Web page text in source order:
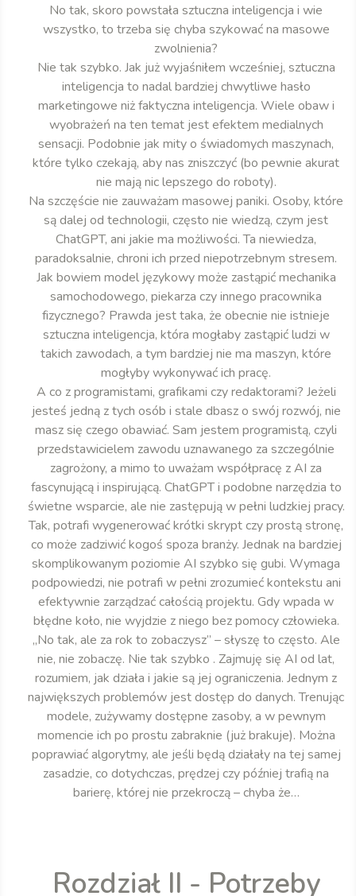
No tak, skoro powstała sztuczna inteligencja i wie
wszystko, to trzeba się chyba szykować na masowe
zwolnienia?
Nie tak szybko. Jak już wyjaśniłem wcześniej, sztuczna
inteligencja to nadal bardziej chwytliwe hasło
marketingowe niż faktyczna inteligencja. Wiele obaw i
wyobrażeń na ten temat jest efektem medialnych
sensacji. Podobnie jak mity o świadomych maszynach,
które tylko czekają, aby nas zniszczyć (bo pewnie akurat
nie mają nic lepszego do roboty).
Na szczęście nie zauważam masowej paniki. Osoby, które
są dalej od technologii, często nie wiedzą, czym jest
ChatGPT, ani jakie ma możliwości. Ta niewiedza,
paradoksalnie, chroni ich przed niepotrzebnym stresem.
Jak bowiem model językowy może zastąpić mechanika
samochodowego, piekarza czy innego pracownika
fizycznego? Prawda jest taka, że obecnie nie istnieje
sztuczna inteligencja, która mogłaby zastąpić ludzi w
takich zawodach, a tym bardziej nie ma maszyn, które
mogłyby wykonywać ich pracę.
A co z programistami, grafikami czy redaktorami? Jeżeli
jesteś jedną z tych osób i stale dbasz o swój rozwój, nie
masz się czego obawiać. Sam jestem programistą, czyli
przedstawicielem zawodu uznawanego za szczególnie
zagrożony, a mimo to uważam współpracę z AI za
fascynującą i inspirującą. ChatGPT i podobne narzędzia to
świetne wsparcie, ale nie zastępują w pełni ludzkiej pracy.
Tak, potrafi wygenerować krótki skrypt czy prostą stronę,
co może zadziwić kogoś spoza branży. Jednak na bardziej
skomplikowanym poziomie AI szybko się gubi. Wymaga
podpowiedzi, nie potrafi w pełni zrozumieć kontekstu ani
efektywnie zarządzać całością projektu. Gdy wpada w
błędne koło, nie wyjdzie z niego bez pomocy człowieka.
„No tak, ale za rok to zobaczysz” – słyszę to często. Ale
nie, nie zobaczę. Nie tak szybko . Zajmuję się AI od lat,
rozumiem, jak działa i jakie są jej ograniczenia. Jednym z
największych problemów jest dostęp do danych. Trenując
modele, zużywamy dostępne zasoby, a w pewnym
momencie ich po prostu zabraknie (już brakuje). Można
poprawiać algorytmy, ale jeśli będą działały na tej samej
zasadzie, co dotychczas, prędzej czy później trafią na
barierę, której nie przekroczą – chyba że…
Rozdział II - Potrzeby